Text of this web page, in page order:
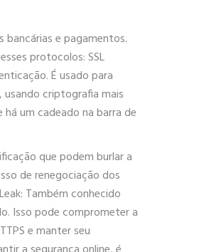
bancárias e pagamentos.
protocolos: SSL
É usado para
usando criptografia mais
um cadeado na barra de
que podem burlar a
de renegociação dos
Também conhecido
Isso pode comprometer a
e manter seu